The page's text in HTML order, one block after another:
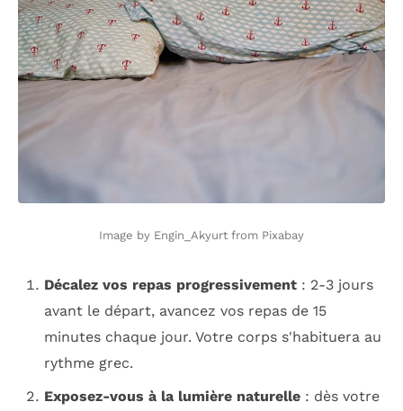
Image by Engin_Akyurt from Pixabay
Décalez vos repas progressivement: 2-3 jours
avant le départ, avancez vos repas de 15
minutes chaque jour. Votre corps s'habituera au
rythme grec.
Exposez-vous à la lumière naturelle: dès votre